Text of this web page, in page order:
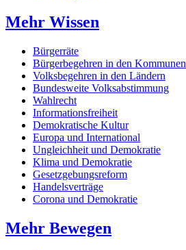
Mehr Wissen
Bürgerräte
Bürgerbegehren in den Kommunen
Volksbegehren in den Ländern
Bundesweite Volksabstimmung
Wahlrecht
Informationsfreiheit
Demokratische Kultur
Europa und International
Ungleichheit und Demokratie
Klima und Demokratie
Gesetzgebungsreform
Handelsverträge
Corona und Demokratie
Mehr Bewegen